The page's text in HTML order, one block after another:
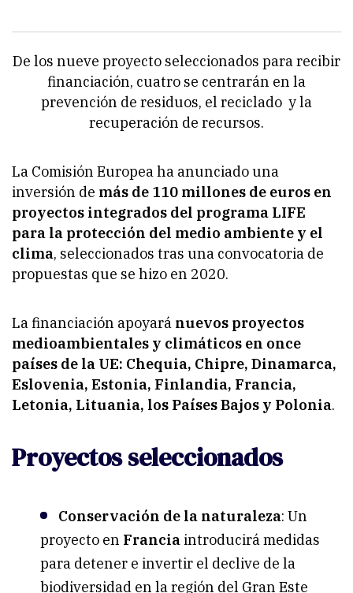
De los nueve proyecto seleccionados para recibir
financiación, cuatro se centrarán en la
prevención de residuos, el reciclado y la
recuperación de recursos.
La Comisión Europea ha anunciado una
inversión de más de 110 millones de euros en
proyectos integrados del programa LIFE
para la protección del medio ambiente y el
clima, seleccionados tras una convocatoria de
propuestas que se hizo en 2020.
La financiación apoyará nuevos proyectos
medioambientales y climáticos en once
países de la UE: Chequia, Chipre, Dinamarca,
Eslovenia, Estonia, Finlandia, Francia,
Letonia, Lituania, los Países Bajos y Polonia.
Proyectos seleccionados
Conservación de la naturaleza: Un
proyecto en Franciaintroducirá medidas
para detener e invertir el declive de la
biodiversidad en la región del Gran Este